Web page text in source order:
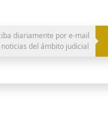
diariamente por e-mail
noticias del ámbito judicial